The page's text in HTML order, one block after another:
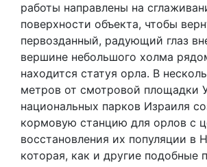
работы направлены на
поверхности объекта, чтобы
первозданный, радующий глаз
вершине небольшого холма
находится статуя орла. В
метров от смотровой площадки
национальных парков Израиля
кормовую станцию для орлов с
восстановления их популяции в
которая, как и другие подобные